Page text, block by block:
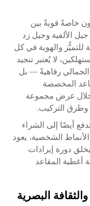
خاصةً قويةً بين
الألفية وجيل زد
للتميُّز والهوية في كل
لا يُعتبر تنجيد
رفاهيةً — بل
المخصصة
خلال عرض مجموعة
وطرق التركيب.
أيضًا إلى الشراء
الشخصية، يعود
دورة إيرادات
أغطية المقاعد
البصرية